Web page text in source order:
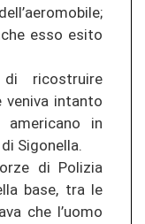
esso esito
ricostruire
veniva intanto
in
Sigonella.
di Polizia
base, tra le
che l’uomo